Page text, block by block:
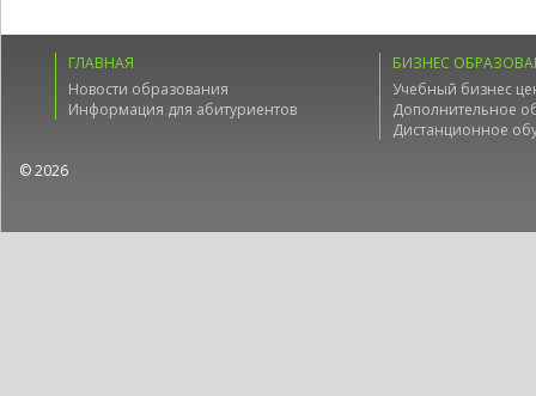
ГЛАВНАЯ
Новости образования
Информация для абитуриентов
БИЗНЕС
Учебный бизнес
Дополнительное
Дистанционное
© 2026